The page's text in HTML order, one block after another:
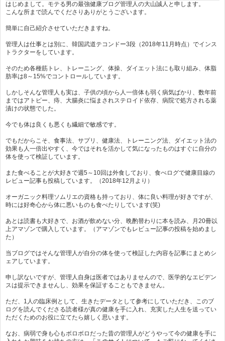
はじめまして。モテる男の最強健康ブログ管理人の大山誠人と申します。
こんな所まで読んでくださりありがとうございます。
簡単に自己紹介させていただきますね。
管理人は仕事とは別に、韓国武道テコンドー3段（2018年11月時点）でインス
トラクターをしています。
そのため各種筋トレ、トレーニング、体操、ダイエット法にも取り組み、体脂
肪率は8～15%でコントロールしています。
しかしそんな管理人も実は、子供の頃から人一倍体も弱く病気ばかり、数年前
まではアトピー、痔、大腸炎に悩まされステロイド依存、病院で処方される薬
漬けの状態でした。
今でも体は良くも悪くも繊細で敏感です。
でもだからこそ、食事法、サプリ、健康法、トレーニング法、ダイエット法の
効果も人一倍出やすく、今ではそれを活かして気になったものはすぐに自分の
体を使って検証しています。
また食べることが大好きで週5～10回は外食しており、食べログで健康目線の
レビュー記事も投稿しています。（2018年12月より）
オーガニック料理ソムリエの資格も持っており、体に良い料理が好きですが、
時には好奇心から体に悪いものも食べたりしています(笑)
あとは読書も大好きで、お酒が飲めない分、晩酌替わりに本を読み、月20冊以
上アマゾンで購入しています。（アマゾンでもレビュー記事の投稿を始めまし
た）
当ブログではそんな管理人が自分の体を使って検証した内容を記事にまとめシ
ェアしています。
申し訳ないですが、管理人自身は医者ではありませんので、医学的なエビデン
スは提示できませんし、効果を保証することもできません。
ただ、1人の臨床例として、生きたデータとして参考にしていただき、このブ
ログを読んでくださる読者様が真の健康を手に入れ、充実した人生を送ってい
ただくためのお役に立てたら嬉しく思います。
なお、病弱で身も心もボロボロだった昔の管理人がどうやって今の健康を手に